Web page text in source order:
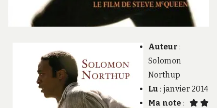
Auteur:
Solomon
Northup
Lu : janvier 2014
Ma note :